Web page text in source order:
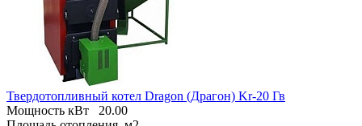
Твердотопливный котел Dragon (Драгон) Kr-20 Гв
Мощность кВт
20.00